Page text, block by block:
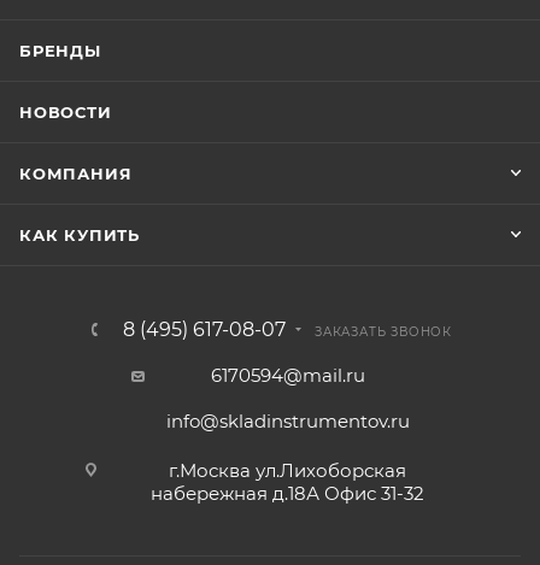
БРЕНДЫ
НОВОСТИ
КОМПАНИЯ
КАК КУПИТЬ
8 (495) 617-08-07 ЗАКАЗАТЬ ЗВОНОК
6170594@mail.ru
info@skladinstrumentov.ru
г.Москва ул.Лихоборская
набережная д.18А Офис 31-32